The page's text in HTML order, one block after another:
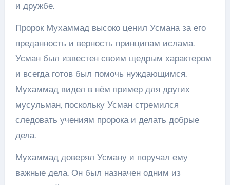
и дружбе.
Пророк Мухаммад высоко ценил Усмана за его
преданность и верность принципам ислама.
Усман был известен своим щедрым характером
и всегда готов был помочь нуждающимся.
Мухаммад видел в нём пример для других
мусульман, поскольку Усман стремился
следовать учениям пророка и делать добрые
дела.
Мухаммад доверял Усману и поручал ему
важные дела. Он был назначен одним из